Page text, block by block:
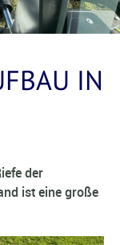
IN
der
ist eine große